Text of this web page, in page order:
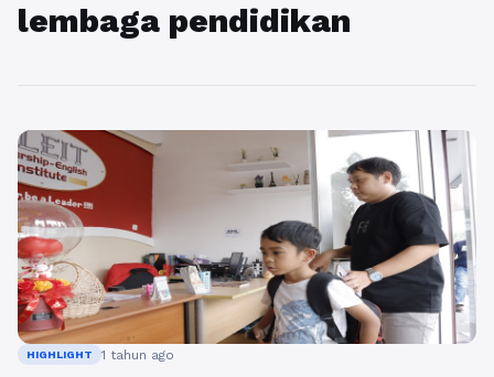
lembaga pendidikan
HIGHLIGHT 1 tahun ago